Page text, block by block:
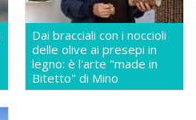
Dai bracciali con i noccioli
delle olive ai presepi in
legno: è l'arte "made in
Bitetto" di Mino